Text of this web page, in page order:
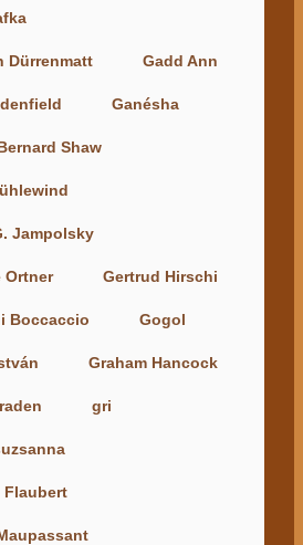
Dürrenmatt Gadd Ann
Ganésha
Shaw
Jampolsky
Ortner Gertrud Hirschi
Boccaccio Gogol
Graham Hancock
gri
Flaubert